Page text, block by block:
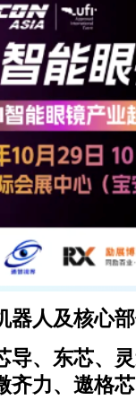
器人及核心
导、东芯、
齐力、遨格